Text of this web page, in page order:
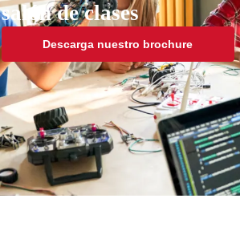
salón de clases
Descarga nuestro brochure